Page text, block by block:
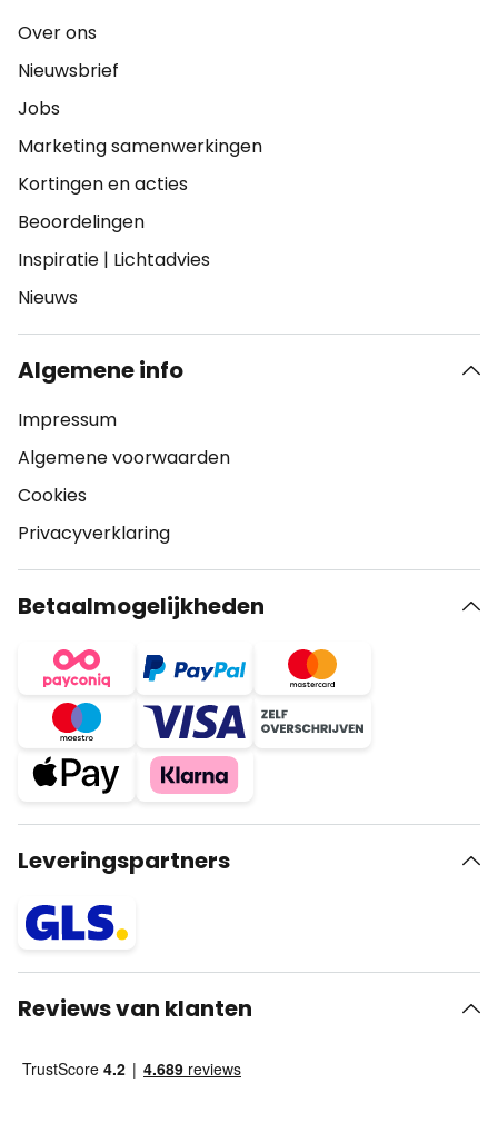
Over ons
Nieuwsbrief
Jobs
Marketing samenwerkingen
Kortingen en acties
Beoordelingen
Inspiratie | Lichtadvies
Nieuws
Algemene info
Impressum
Algemene voorwaarden
Cookies
Privacyverklaring
Betaalmogelijkheden
Leveringspartners
Reviews van klanten